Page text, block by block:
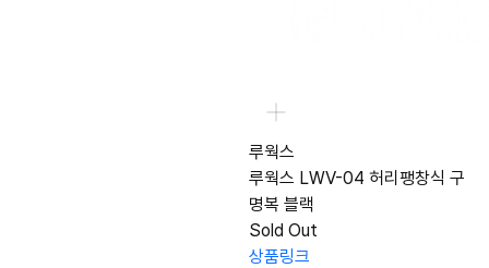
루웍스
루웍스 LWV-04 허리팽창식 구
명복 블랙
Sold Out
상품링크